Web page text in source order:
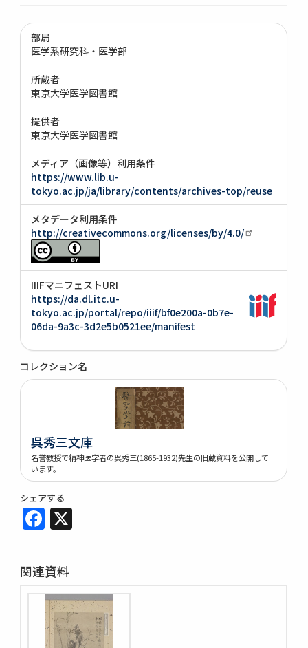
部局
医学系研究科・医学部
所蔵者
東京大学医学図書館
提供者
東京大学医学図書館
メディア（画像等）利用条件
https://www.lib.u-
tokyo.ac.jp/ja/library/contents/archives-top/reuse
メタデータ利用条件
http://creativecommons.org/licenses/by/4.0/
IIIFマニフェストURI
https://da.dl.itc.u-
tokyo.ac.jp/portal/repo/iiif/bf0e200a-0b7e-
06da-9a3c-3d2e5b0521ee/manifest
コレクション名
呉秀三文庫
名誉教授で精神医学者の呉秀三(1865-1932)先生の旧蔵資料を公開して
います。
シェアする
Facebook
関連資料